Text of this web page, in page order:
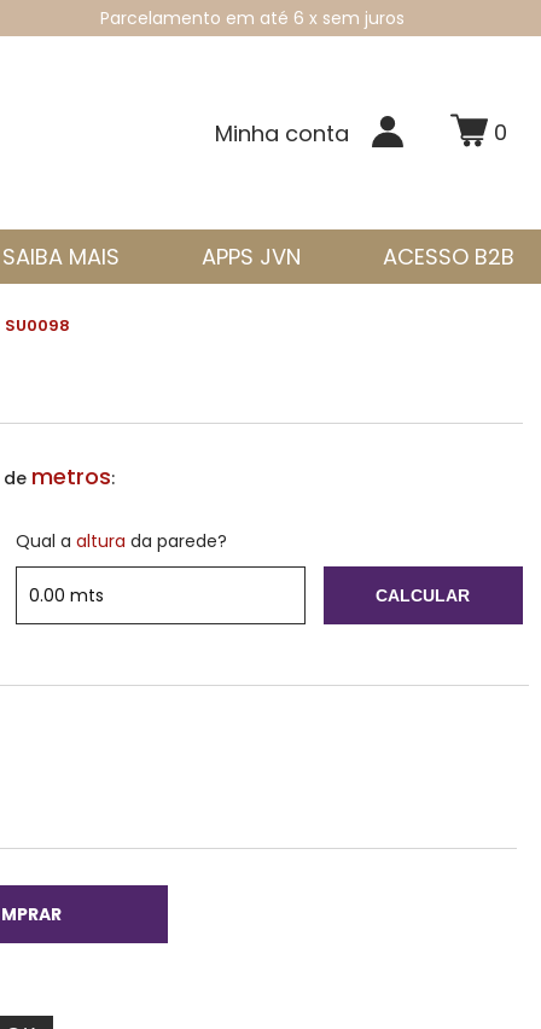
Parcelamento em até 6 x sem juros
Minha conta 0
SAIBA MAIS APPS JVN ACESSO B2B
SU0098
metros:
Qual aaltura da parede?
CALCULAR